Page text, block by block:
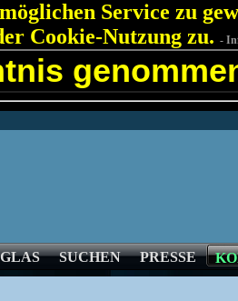
Service zu
Cookie-Nutzung zu. -
SUCHEN PRESSE